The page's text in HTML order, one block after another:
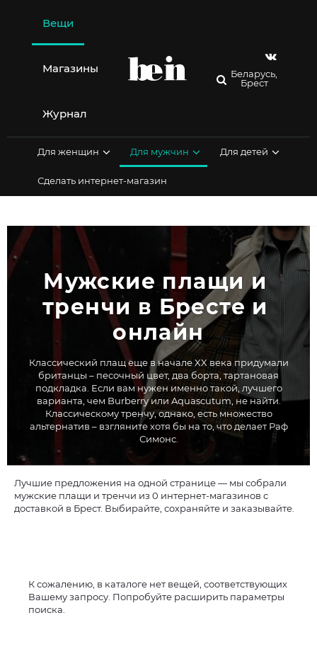
содержимому
Вещи
Магазины
Журнал
Беларусь,
Брест
Для женщин Для мужчин Для детей
Сделать интернет-магазин
Мужские плащи и
тренчи в Бресте и
онлайн
Классический плащ еще в начале XX века придумали
британцы – песочный цвет, два борта, тартановая
подкладка. Если вам нужен именно такой, лучшего
варианта, чем Burberry или Aquascutum, не найти.
Классическому тренчу, однако, есть множество
альтернатив – взгляните хотя бы на то, что делает Раф
Симонс.
Лучшие предложения на одной странице — мы собрали
мужские плащи и тренчи из 0 интернет-магазинов с
доставкой в Брест. Выбирайте, сохраняйте и заказывайте.
К сожалению, в каталоге нет вещей, соответствующих
Вашему запросу. Попробуйте расширить параметры
поиска.